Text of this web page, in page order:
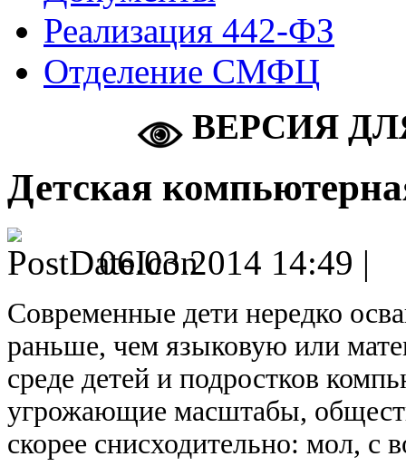
Реализация 442-ФЗ
Отделение СМФЦ
ВЕРСИЯ
Детская
06.03.2014 14:49 |
Современные дети нередко
раньше, чем языковую или
среде детей и подростков
угрожающие масштабы,
скорее снисходительно: мол, с